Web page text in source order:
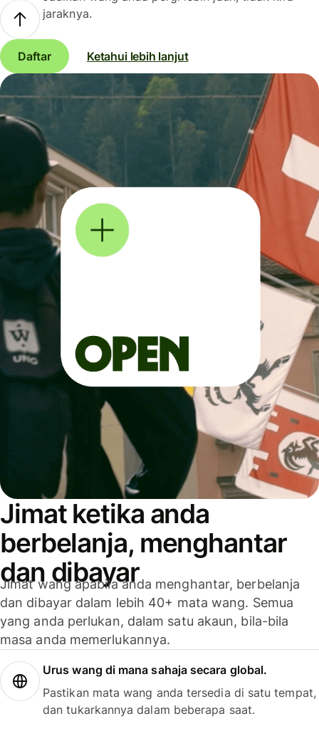
jaraknya.
Daftar Ketahui lebih lanjut
Jimat ketika anda
berbelanja, menghantar
dan dibayar
Jimat wang apabila anda menghantar, berbelanja
dan dibayar dalam lebih 40+ mata wang. Semua
yang anda perlukan, dalam satu akaun, bila-bila
masa anda memerlukannya.
Urus wang di mana sahaja secara global.
Pastikan mata wang anda tersedia di satu tempat,
dan tukarkannya dalam beberapa saat.